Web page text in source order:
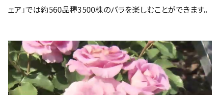
ェア」では約560品種3500株のバラを楽しむことができます。